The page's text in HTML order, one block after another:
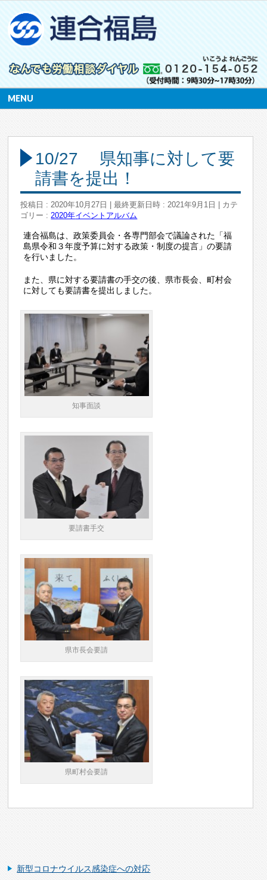
MENU
10/27 県知事に対して要
請書を提出！
投稿日 : 2020年10月27日 最終更新日時 : 2021年9月1日
カテ
ゴリー :2020年イベントアルバム
連合福島は、政策委員会・各専門部会で議論された「福
島県令和３年度予算に対する政策・制度の提言」の要請
を行いました。
また、県に対する要請書の手交の後、県市長会、町村会
に対しても要請書を提出しました。
知事面談
要請書手交
県市長会要請
県町村会要請
新型コロナウイルス感染症への対応